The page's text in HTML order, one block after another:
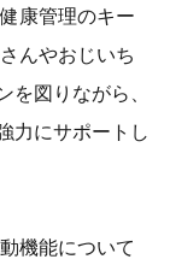
康管理のキー
んやおじいち
を図りながら、
力にサポートし
機能について